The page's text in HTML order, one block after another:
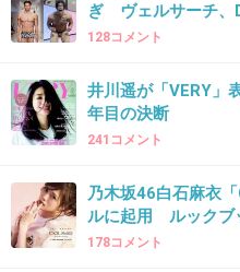
この子、子供の頃から
自分の子供が変態に半
すごく気の毒。
ぎ ヴェルサーチ、
128コメント
井川遥が「VERY」
年目の決断
241コメント
乃木坂46白石麻衣
ルに起用 ルックブ
178コメント